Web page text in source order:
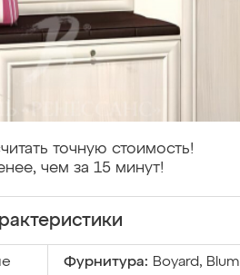
точную стоимость!
чем за 15 минут!
Фурнитура: Boyard, Blum